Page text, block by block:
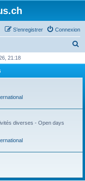
Connexion
S’enregistrer
h
21:18
diverses - Open days